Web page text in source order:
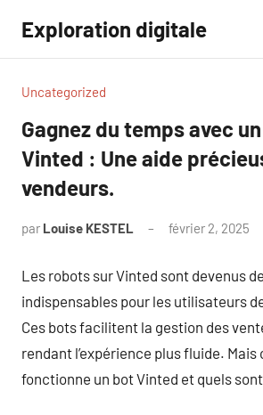
contenu
Exploration digitale
Uncategorized
Gagnez du temps avec
Vinted : Une aide
vendeurs.
par Louise KESTEL février 2, 2025
Les robots sur Vinted sont devenus
indispensables pour les utilisateurs
Ces bots facilitent la gestion des
rendant l’expérience plus fluide.
fonctionne un bot Vinted et quels